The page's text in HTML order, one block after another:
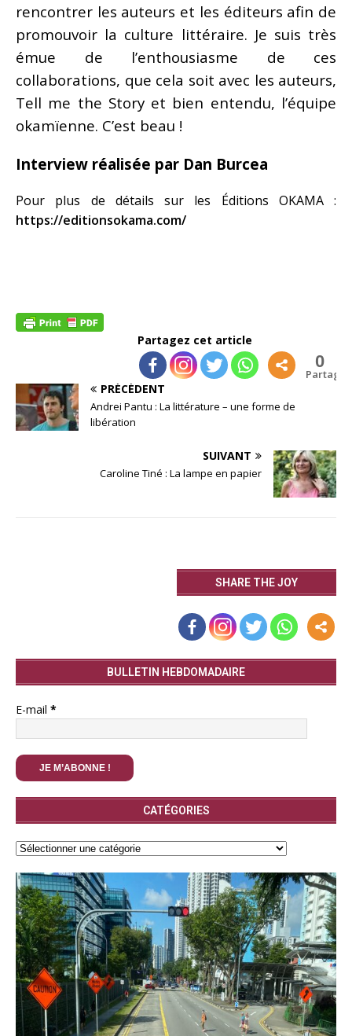
rencontrer les auteurs et les éditeurs afin de
promouvoir la culture littéraire. Je suis très
émue de l’enthousiasme de ces
collaborations, que cela soit avec les auteurs,
Tell me the Story et bien entendu, l’équipe
okamïenne. C’est beau !
Interview réalisée par Dan Burcea
Pour plus de détails sur les Éditions OKAMA :
https://editionsokama.com/
Partagez cet article
0
Partages
PRÉCÉDENT
Andrei Pantu : La littérature – une forme de
libération
SUIVANT
Caroline Tiné : La lampe en papier
SHARE THE JOY
BULLETIN HEBDOMADAIRE
E-mail *
CATÉGORIES